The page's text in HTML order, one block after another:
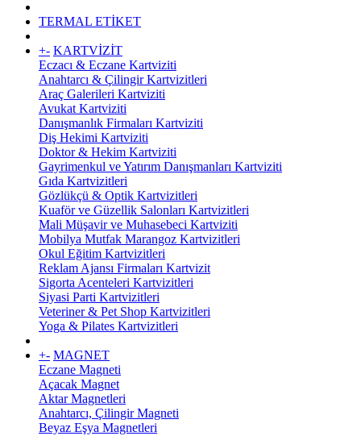
TERMAL ETİKET
+- KARTVİZİT
Eczacı & Eczane Kartviziti
Anahtarcı & Çilingir Kartvizitleri
Araç Galerileri Kartviziti
Avukat Kartviziti
Danışmanlık Firmaları Kartviziti
Diş Hekimi Kartviziti
Doktor & Hekim Kartviziti
Gayrimenkul ve Yatırım Danışmanları Kartviziti
Gıda Kartvizitleri
Gözlükçü & Optik Kartvizitleri
Kuaför ve Güzellik Salonları Kartvizitleri
Mali Müşavir ve Muhasebeci Kartviziti
Mobilya Mutfak Marangoz Kartvizitleri
Okul Eğitim Kartvizitleri
Reklam Ajansı Firmaları Kartvizit
Sigorta Acenteleri Kartvizitleri
Siyasi Parti Kartvizitleri
Veteriner & Pet Shop Kartvizitleri
Yoga & Pilates Kartvizitleri
+- MAGNET
Eczane Magneti
Açacak Magnet
Aktar Magnetleri
Anahtarcı, Çilingir Magneti
Beyaz Eşya Magnetleri